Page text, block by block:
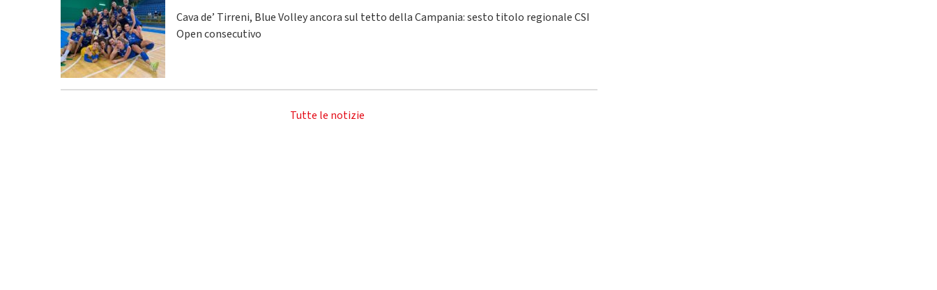
Cava de’ Tirreni, Blue Volley ancora sul tetto della Campania: sesto titolo regionale CSI
Open consecutivo
Tutte le notizie